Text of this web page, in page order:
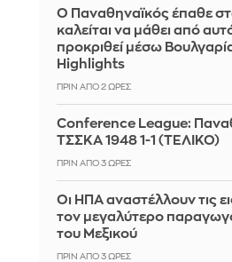
Ο Παναθηναϊκός έπαθε
καλείται να μάθει από
προκριθεί μέσω
Highlights
ΠΡΙΝ ΑΠΌ 2 ΏΡΕΣ
Conference League:
ΤΣΣΚΑ 1948 1-1 (ΤΕΛΙΚΟ)
ΠΡΙΝ ΑΠΌ 3 ΏΡΕΣ
Οι ΗΠΑ αναστέλλουν τις
τον μεγαλύτερο
του Μεξικού
ΠΡΙΝ ΑΠΌ 3 ΏΡΕΣ